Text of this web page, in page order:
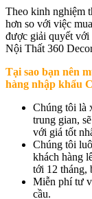
Theo kinh nghiệm
hơn so với việc
được giải quyết với
Nội Thất 360
Tại sao bạn nên
hàng nhập khẩu
Chúng tôi là
trung gian,
với giá tốt
Chúng tôi
khách hàng
tới 12 tháng,
Miễn phí tư
cầu.